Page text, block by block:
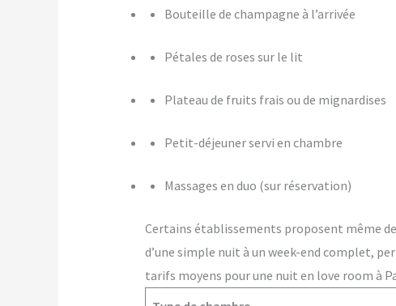
Bouteille de champagne à l’arrivée
Pétales de roses sur le lit
Plateau de fruits frais ou de mignardises
Petit-déjeuner servi en chambre
Massages en duo (sur réservation)
Certains établissements proposent même
d’une simple nuit à un week-end complet,
tarifs moyens pour une nuit en love room à